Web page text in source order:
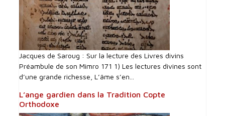
Jacques de Saroug : Sur la lecture des Livres divins
Préambule de son Mimro 171 1) Les lectures divines sont
d’une grande richesse, L’âme s’en...
L’ange gardien dans la Tradition Copte
Orthodoxe